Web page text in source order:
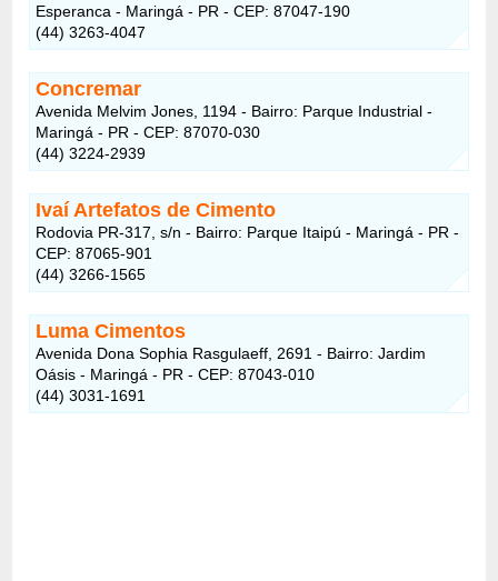
Esperanca - Maringá - PR - CEP: 87047-190
(44) 3263-4047
Concremar
Avenida Melvim Jones, 1194 - Bairro: Parque Industrial -
Maringá - PR - CEP: 87070-030
(44) 3224-2939
Ivaí Artefatos de Cimento
Rodovia PR-317, s/n - Bairro: Parque Itaipú - Maringá - PR -
CEP: 87065-901
(44) 3266-1565
Luma Cimentos
Avenida Dona Sophia Rasgulaeff, 2691 - Bairro: Jardim
Oásis - Maringá - PR - CEP: 87043-010
(44) 3031-1691